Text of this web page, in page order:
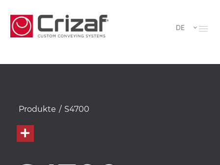
DE
Produkte / S4700